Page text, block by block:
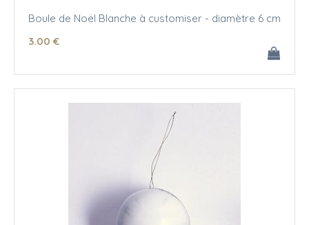
Boule de Noël Blanche à customiser - diamètre 6 cm
3.00 €